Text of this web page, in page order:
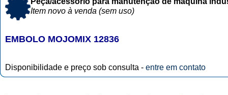
Item novo à venda (sem uso)
EMBOLO MOJOMIX 12836
Disponibilidade e preço sob consulta - entre em contato